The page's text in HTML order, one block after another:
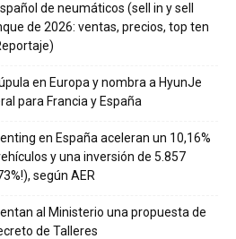
de neumáticos (sell in y sell
de 2026: ventas, precios, top ten
en Europa y nombra a HyunJe
para Francia y España
en España aceleran un 10,16%
y una inversión de 5.857
según AER
al Ministerio una propuesta de
de Talleres